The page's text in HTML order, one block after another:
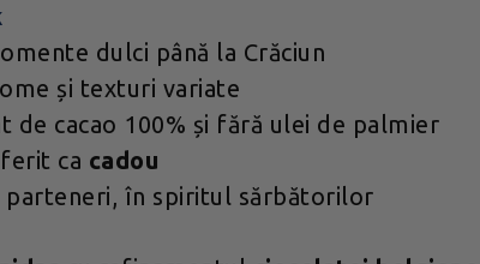
dulci până la Crăciun
și texturi variate
de cacao 100% și fără ulei de palmier
ca cadou
în spiritul sărbătorilor